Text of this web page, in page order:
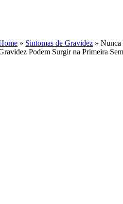
» Sintomas de Gravidez »Nunca
Podem Surgir na Primeira